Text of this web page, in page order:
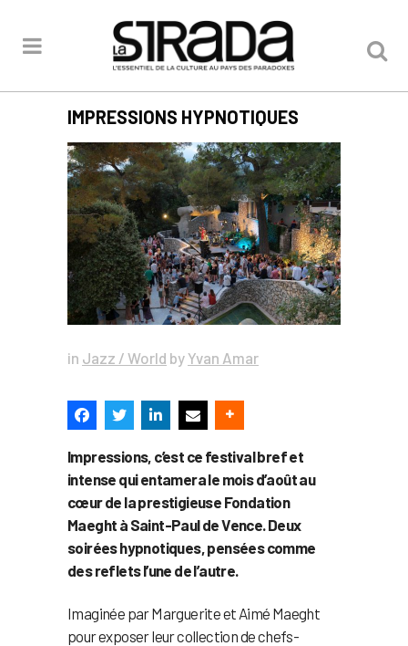
IMPRESSIONS HYPNOTIQUES
in Jazz / World byYvan Amar
Impressions, c’est ce festival bref et
intense qui entamera le mois d’août au
cœur de la prestigieuse Fondation
Maeght à Saint-Paul de Vence. Deux
soirées hypnotiques, pensées comme
des reflets l’une de l’autre.
Imaginée par Marguerite et Aimé Maeght
pour exposer leur collection de chefs-